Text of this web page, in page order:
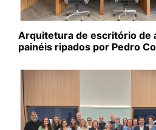
Arquitetura de escritório de
painéis ripados por Pedro